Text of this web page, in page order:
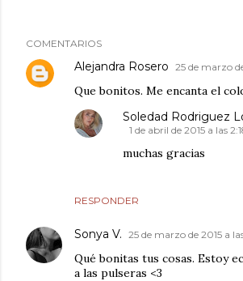
COMENTARIOS
Alejandra Rosero 25 de marzo
Que bonitos. Me encanta el
RESPONDER
Soledad Rodriguez
1 de abril de 2015 a las
muchas gracias
Sonya V. 25 de marzo de 2015 a
Qué bonitas tus cosas. Estoy
a las pulseras <3